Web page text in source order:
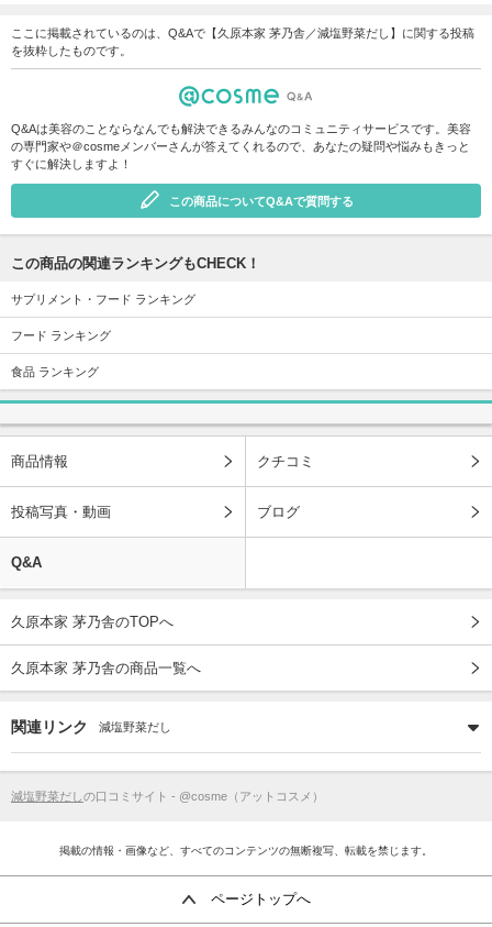
ここに掲載されているのは、Q&Aで【久原本家 茅乃舎／減塩野菜だし】に関する投稿
を抜粋したものです。
Q&Aは美容のことならなんでも解決できるみんなのコミュニティサービスです。美容
の専門家や＠cosmeメンバーさんが答えてくれるので、あなたの疑問や悩みもきっと
すぐに解決しますよ！
この商品についてQ&Aで質問する
この商品の関連ランキングもCHECK！
サプリメント・フード ランキング
フード ランキング
食品 ランキング
商品情報 クチコミ
投稿写真・動画 ブログ
Q&A
久原本家 茅乃舎のTOPへ
久原本家 茅乃舎の商品一覧へ
関連リンク 減塩野菜だし
減塩野菜だしの口コミサイト - @cosme（アットコスメ）
掲載の情報・画像など、すべてのコンテンツの無断複写、転載を禁じます。
ページトップへ